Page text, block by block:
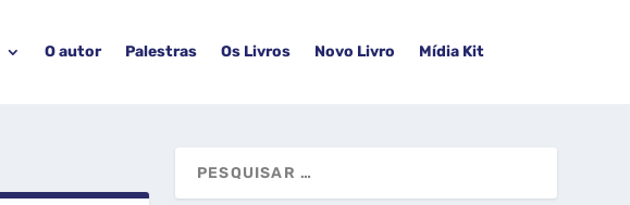
O autor Palestras Os Livros Novo Livro Mídia Kit